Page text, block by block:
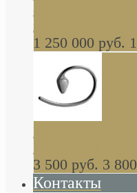
стиле барокко,
коричневый
1 250 000 руб.
Khala Colombo
НАЛИЧИИ
3 500 руб. 3
Контакты